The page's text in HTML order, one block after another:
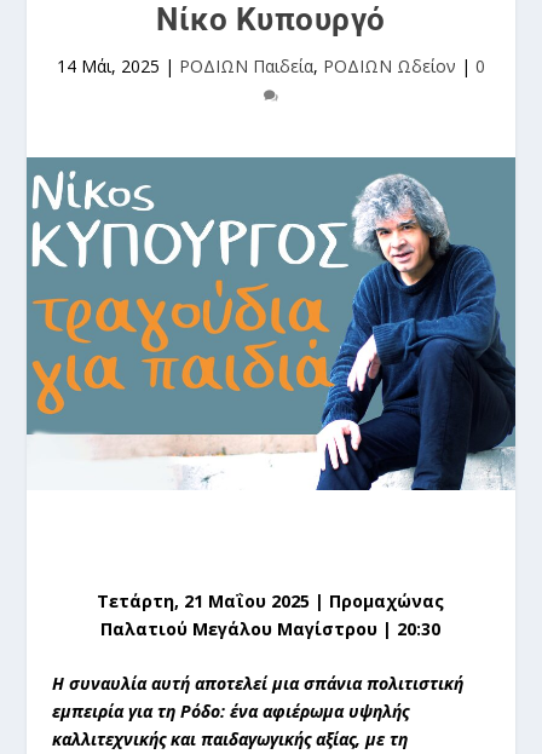
Νίκο Κυπουργό
14 Μάι, 2025 | ΡΟΔΙΩΝ Παιδεία, ΡΟΔΙΩΝ Ωδείον | 0
Τετάρτη, 21 Μαΐου 2025 | Προμαχώνας
Παλατιού Μεγάλου Μαγίστρου | 20:30
Η συναυλία αυτή αποτελεί μια σπάνια πολιτιστική
εμπειρία για τη Ρόδο: ένα αφιέρωμα υψηλής
καλλιτεχνικής και παιδαγωγικής αξίας, με τη